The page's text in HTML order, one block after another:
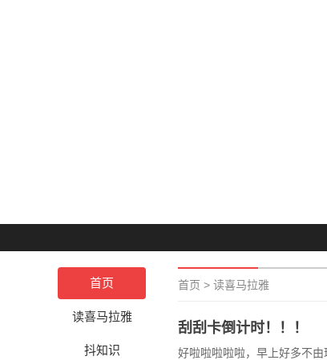
首页
读喜马拉雅
抖知识
首页 > 读喜马拉雅
刮刮卡倒计时！！！
好啦啦啦啦啦，早上好多不